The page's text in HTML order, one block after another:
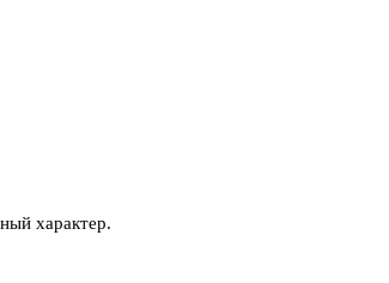
характер.